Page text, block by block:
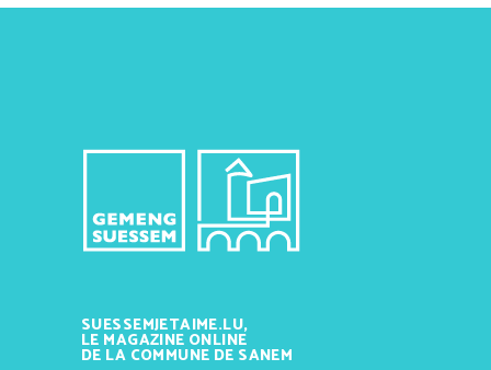
SUESSEMJETAIME.LU,
LE MAGAZINE ONLINE
DE LA COMMUNE DE SANEM